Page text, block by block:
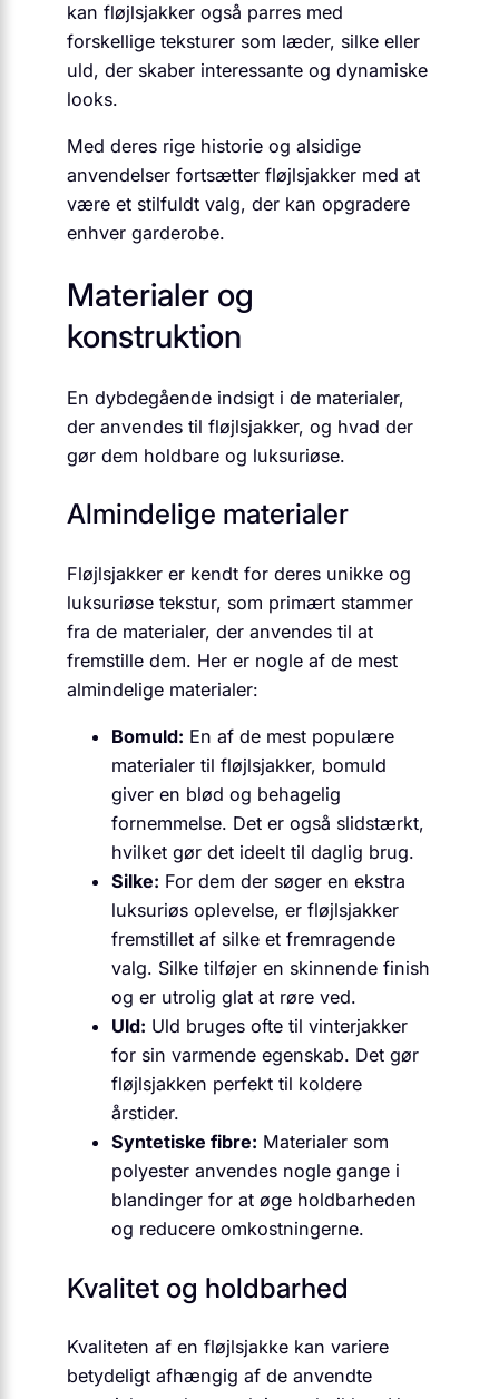
kan fløjlsjakker også parres med
forskellige teksturer som læder, silke eller
uld, der skaber interessante og dynamiske
looks.
Med deres rige historie og alsidige
anvendelser fortsætter fløjlsjakker med at
være et stilfuldt valg, der kan opgradere
enhver garderobe.
Materialer og
konstruktion
En dybdegående indsigt i de materialer,
der anvendes til fløjlsjakker, og hvad der
gør dem holdbare og luksuriøse.
Almindelige materialer
Fløjlsjakker er kendt for deres unikke og
luksuriøse tekstur, som primært stammer
fra de materialer, der anvendes til at
fremstille dem. Her er nogle af de mest
almindelige materialer:
Bomuld: En af de mest populære
materialer til fløjlsjakker, bomuld
giver en blød og behagelig
fornemmelse. Det er også slidstærkt,
hvilket gør det ideelt til daglig brug.
Silke: For dem der søger en ekstra
luksuriøs oplevelse, er fløjlsjakker
fremstillet af silke et fremragende
valg. Silke tilføjer en skinnende finish
og er utrolig glat at røre ved.
Uld: Uld bruges ofte til vinterjakker
for sin varmende egenskab. Det gør
fløjlsjakken perfekt til koldere
årstider.
Syntetiske fibre: Materialer som
polyester anvendes nogle gange i
blandinger for at øge holdbarheden
og reducere omkostningerne.
Kvalitet og holdbarhed
Kvaliteten af en fløjlsjakke kan variere
betydeligt afhængig af de anvendte